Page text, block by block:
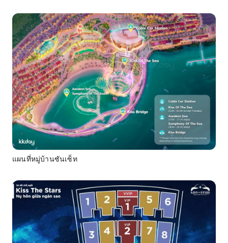
แผนที่หมู่บ้านซันเซ็ท